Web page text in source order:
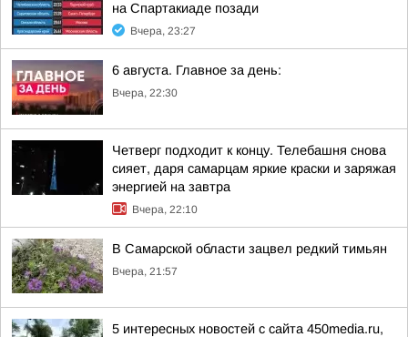
на Спартакиаде позади
Вчера, 23:27
6 августа. Главное за день:
Вчера, 22:30
Четверг подходит к концу. Телебашня снова
сияет, даря самарцам яркие краски и заряжая
энергией на завтра
Вчера, 22:10
В Самарской области зацвел редкий тимьян
Вчера, 21:57
5 интересных новостей с сайта 450media.ru,